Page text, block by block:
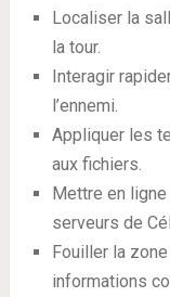
Localiser la
la tour.
Interagir
l’ennemi.
Appliquer les
aux fichiers.
Mettre en
serveurs de
Fouiller la
informations